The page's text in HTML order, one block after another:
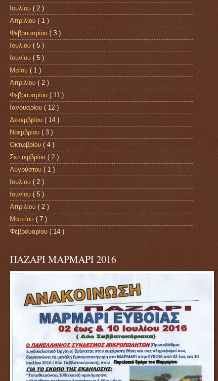
Ιουλίου ( 2 )
Απριλίου ( 1 )
Φεβρουαρίου ( 3 )
Ιουλίου ( 5 )
Ιουνίου ( 5 )
Μαΐου ( 1 )
Απριλίου ( 2 )
Φεβρουαρίου ( 11 )
Ιανουαρίου ( 12 )
Δεκεμβρίου ( 14 )
Νοεμβρίου ( 3 )
Οκτωβρίου ( 4 )
Σεπτεμβρίου ( 2 )
Αυγούστου ( 1 )
Ιουλίου ( 2 )
Ιουνίου ( 5 )
Απριλίου ( 2 )
Μαρτίου ( 7 )
Φεβρουαρίου ( 14 )
ΠΑΖΑΡΙ ΜΑΡΜΑΡΙ 2016